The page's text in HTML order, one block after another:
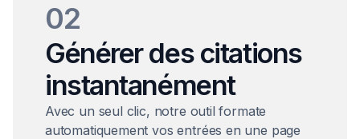
02
Générer des citations
instantanément
Avec un seul clic, notre outil formate
automatiquement vos entrées en une page